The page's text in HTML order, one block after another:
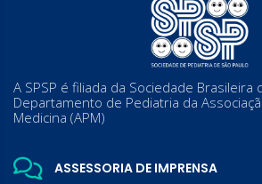
A SPSP é filiada da Sociedade Brasileira
Departamento de Pediatria da
Medicina (APM)
ASSESSORIA DE IMPRENSA